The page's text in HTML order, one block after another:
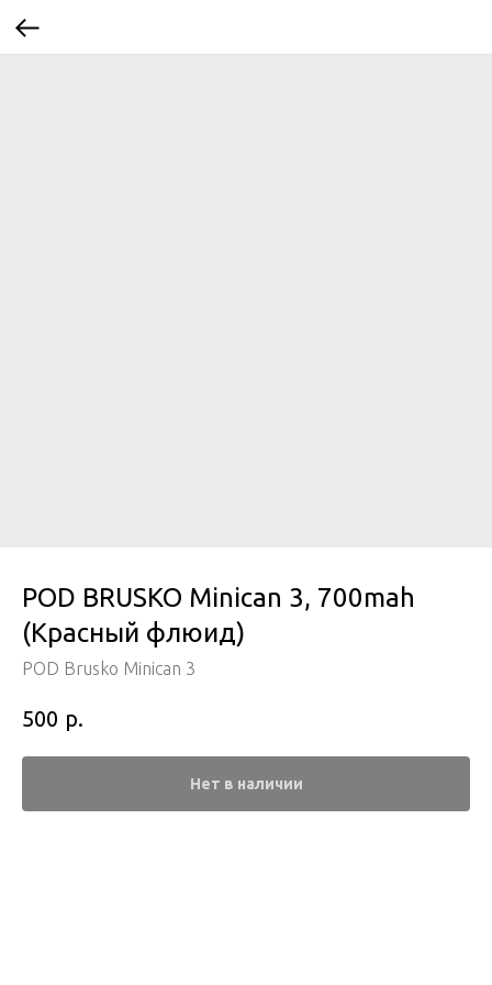
POD BRUSKO Minican 3, 700mah
(Красный флюид)
POD Brusko Minican 3
500 р.
Нет в наличии